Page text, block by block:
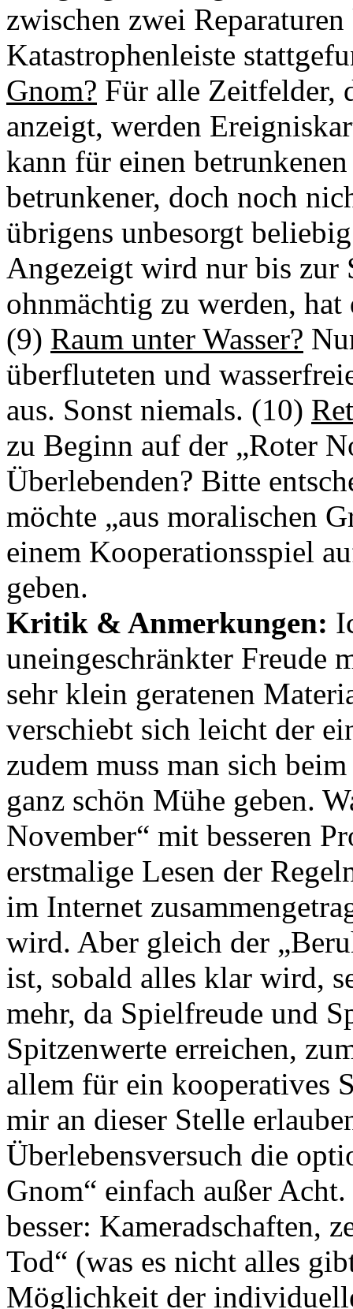
zwischen zwei
Katastrophenleiste
Gnom? Für alle Zeitfelder,
anzeigt, werden
kann für einen
betrunkener, doch noch
übrigens unbesorgt
Angezeigt wird nur bis zur
ohnmächtig zu werden,
(9) Raum unter Wasser?
überfluteten und
aus. Sonst niemals. (10)
zu Beginn auf der „Roter
Überlebenden? Bitte
möchte „aus moralischen
einem Kooperationsspiel
geben.
Kritik & Anmerkungen:
uneingeschränkter Freude
sehr klein geratenen
verschiebt sich leicht der
zudem muss man sich
ganz schön Mühe geben.
November“ mit besseren
erstmalige Lesen der
im Internet
wird. Aber gleich der
ist, sobald alles klar wird,
mehr, da Spielfreude und
Spitzenwerte erreichen,
allem für ein kooperatives
mir an dieser Stelle
Überlebensversuch die
Gnom“ einfach außer
besser: Kameradschaften,
Tod“ (was es nicht alles
Möglichkeit der